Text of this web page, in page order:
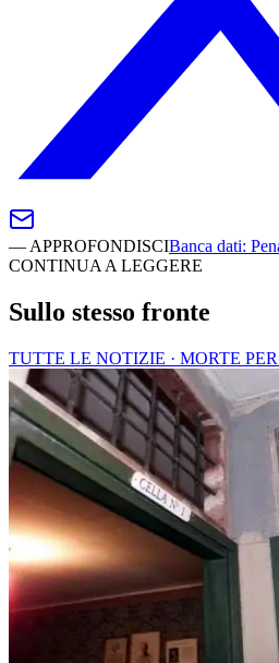
— APPROFONDISCIBanca dati:
CONTINUA A LEGGERE
Sullo stesso fronte
TUTTE LE NOTIZIE · MORTE